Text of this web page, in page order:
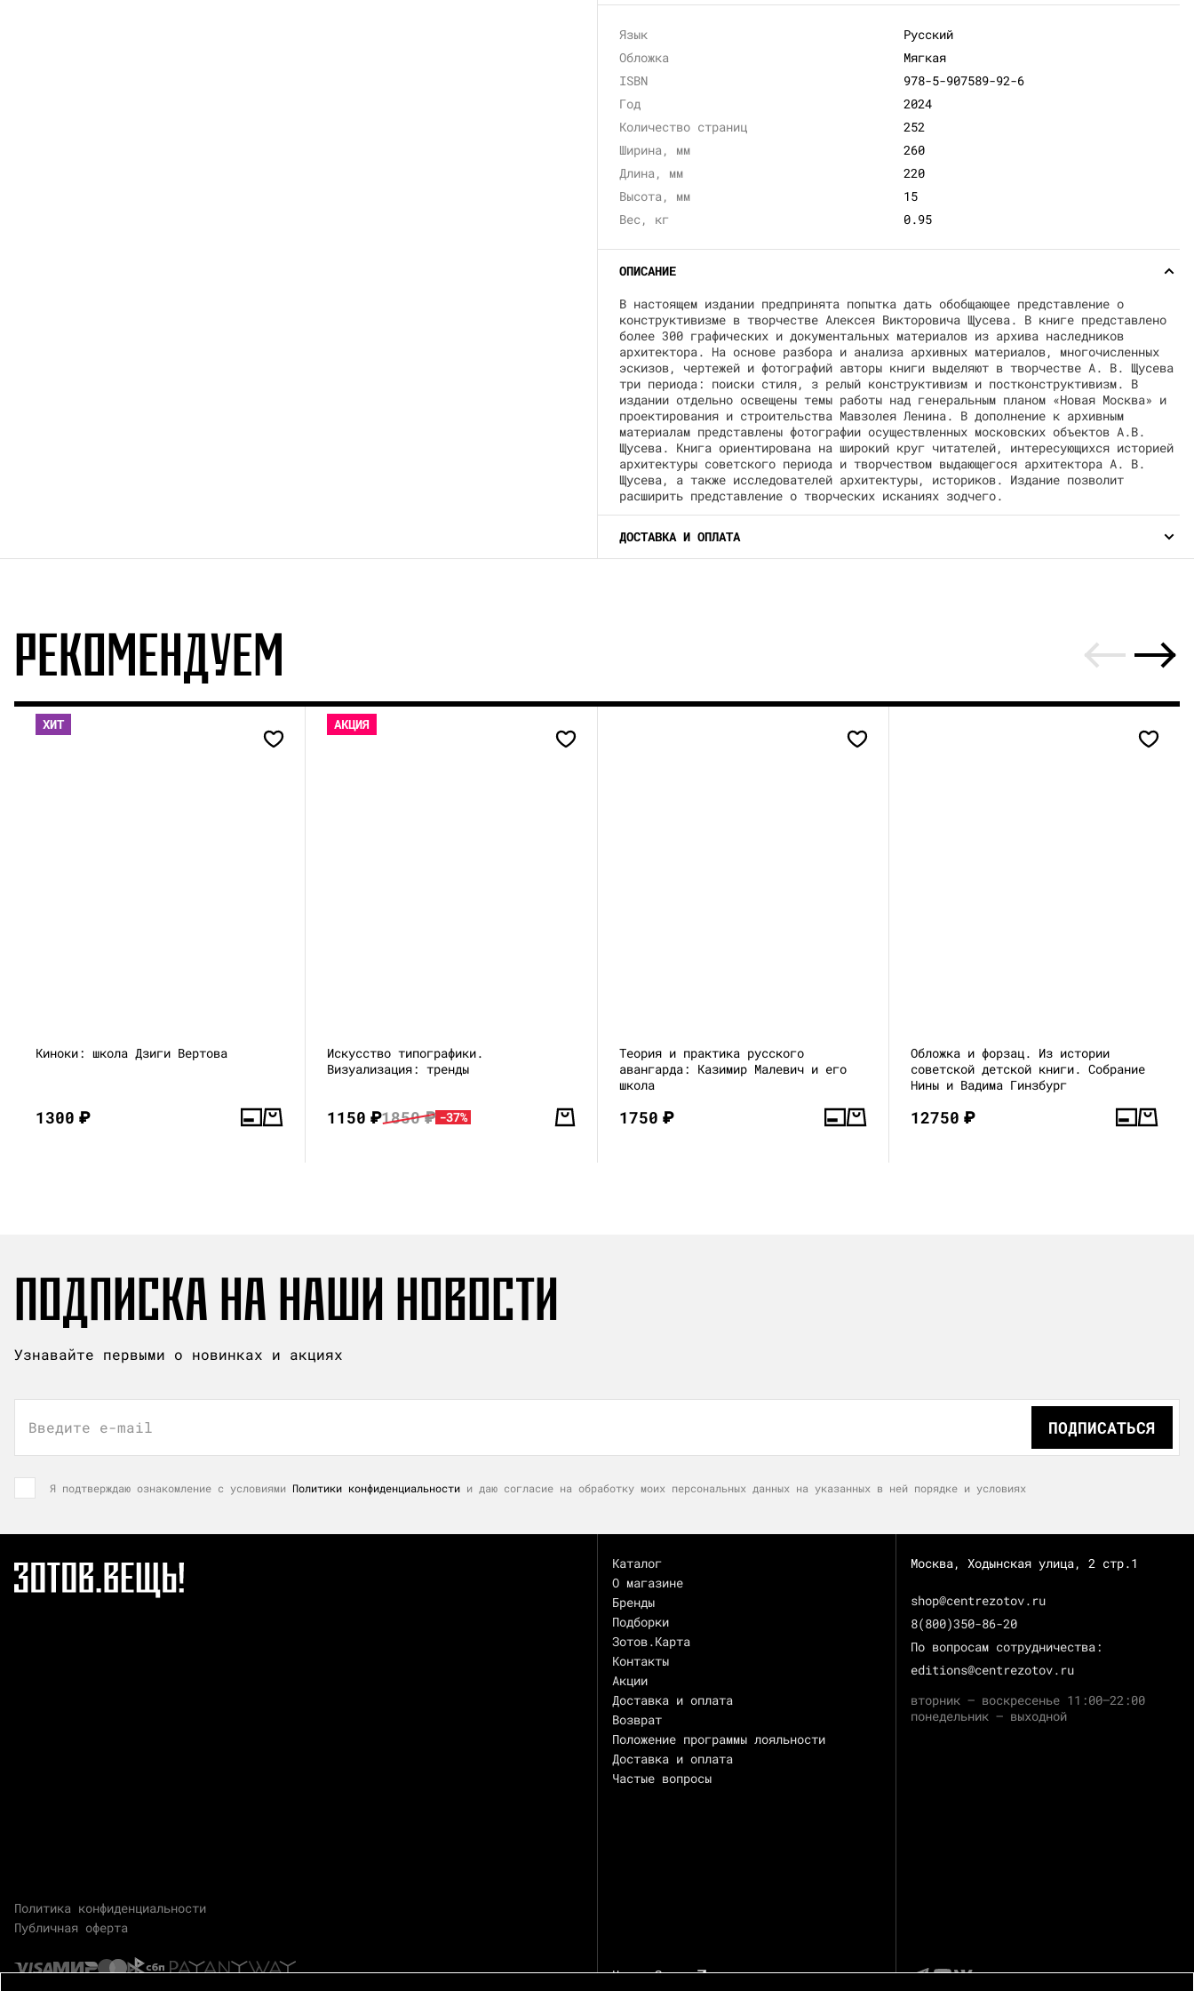
Язык
Русский
Обложка
Мягкая
ISBN
978-5-907589-92-6
Год
2024
Количество страниц
252
Ширина, мм
260
Длина, мм
220
Высота, мм
15
Вес, кг
0.95
ОПИСАНИЕ
В настоящем издании предпринята попытка дать обобщающее представление о
конструктивизме в творчестве Алексея Викторовича Щусева. В книге представлено
более 300 графических и документальных материалов из архива наследников
архитектора. На основе разбора и анализа архивных материалов, многочисленных
эскизов, чертежей и фотографий авторы книги выделяют в творчестве А. В. Щусева
три периода: поиски стиля, з релый конструктивизм и постконструктивизм. В
издании отдельно освещены темы работы над генеральным планом «Новая Москва» и
проектирования и строительства Мавзолея Ленина. В дополнение к архивным
материалам представлены фотографии осуществленных московских объектов А.В.
Щусева. Книга ориентирована на широкий круг читателей, интересующихся историей
архитектуры советского периода и творчеством выдающегося архитектора А. В.
Щусева, а также исследователей архитектуры, историков. Издание позволит
расширить представление о творческих исканиях зодчего.
ДОСТАВКА И ОПЛАТА
РЕКОМЕНДУЕМ
ХИТ
Киноки: школа Дзиги Вертова
1300₽
АКЦИЯ
Искусство типографики.
Визуализация: тренды
1150₽1850₽ -37%
Теория и практика русского
авангарда: Казимир Малевич и его
школа
1750₽
Обложка и форзац. Из истории
советской детской книги. Собрание
Нины и Вадима Гинзбург
12750₽
ПОДПИСКА НА НАШИ НОВОСТИ
Узнавайте первыми о новинках и акциях
Введите e-mail ПОДПИСАТЬСЯ
Я подтверждаю ознакомление с условиями Политики конфиденциальности и даю согласие на обработку моих персональных данных на указанных в ней порядке и условиях
Политика конфиденциальности
Публичная оферта
Каталог
О магазине
Бренды
Подборки
Зотов.Карта
Контакты
Акции
Доставка и оплата
Возврат
Положение программы лояльности
Доставка и оплата
Частые вопросы
Центр Зотов
Москва, Ходынская улица, 2 стр.1
shop@centrezotov.ru
8(800)350-86-20
По вопросам сотрудничества:
editions@centrezotov.ru
вторник — воскресенье 11:00–22:00
понедельник — выходной